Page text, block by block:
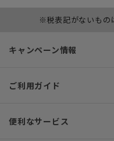
※税表記がないもの
キャンペーン情報
ご利用ガイド
便利なサービス